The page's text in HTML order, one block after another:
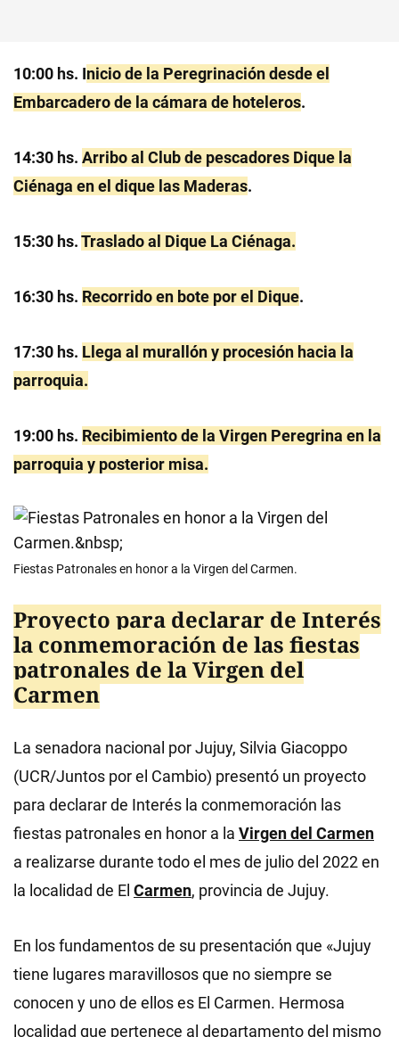
10:00 hs. Inicio de la Peregrinación desde el
Embarcadero de la cámara de hoteleros.
14:30 hs. Arribo al Club de pescadores Dique la
Ciénaga en el dique las Maderas.
15:30 hs.Traslado al Dique La Ciénaga.
16:30 hs. Recorrido en bote por el Dique.
17:30 hs. Llega al murallón y procesión hacia la
parroquia.
19:00 hs. Recibimiento de la Virgen Peregrina en la
parroquia y posterior misa.
Fiestas Patronales en honor a la Virgen del Carmen.
Proyecto para declarar de Interés
la conmemoración de las fiestas
patronales de la Virgen del
Carmen
La senadora nacional por Jujuy, Silvia Giacoppo
(UCR/Juntos por el Cambio) presentó un proyecto
para declarar de Interés la conmemoración las
fiestas patronales en honor a la Virgen del Carmen
a realizarse durante todo el mes de julio del 2022 en
la localidad de El Carmen, provincia de Jujuy.
En los fundamentos de su presentación que «Jujuy
tiene lugares maravillosos que no siempre se
conocen y uno de ellos es El Carmen. Hermosa
localidad que pertenece al departamento del mismo